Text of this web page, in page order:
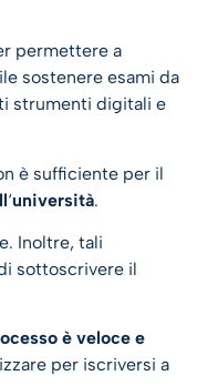
permettere a
sostenere esami da
strumenti digitali e
è sufficiente per il
‘università.
Inoltre, tali
sottoscrivere il
è veloce e
per iscriversi a